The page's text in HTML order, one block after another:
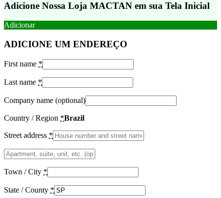
Adicione Nossa Loja MACTAN em sua Tela Inicial
Adicionar
ADICIONE UM ENDEREÇO
First name *
Last name *
Company name (optional)
Country / Region *Brazil
Street address *
Apartment,
suite,
unit,
Town / City *
State / County *